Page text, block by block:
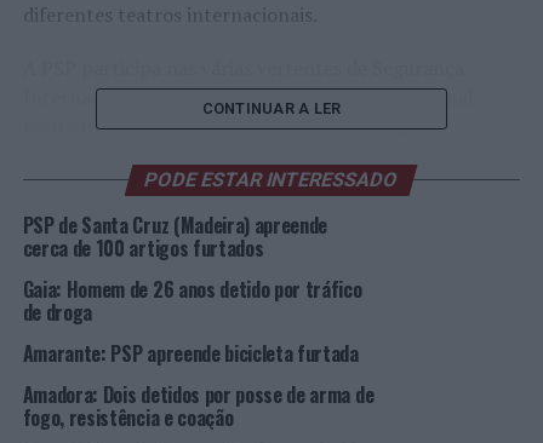
diferentes teatros internacionais.
Internacional, através da cooperação internacional
multilateral, bilateral e de missões para as quais
empenho de Polícias portugueses em missões de paz da
ONU, missões de gestão civil de crises da União Europeia,
Europol, FRONTEX e a Organização para a Segurança e
Na perspetiva bilateral destacamos o empenho da PSP
no projeto Comissarias Europeias com Espanha, França,
Itália;
EU Patrolse demais grupos de fóruns de
segurança regional.
CONTINUAR A LER
PODE ESTAR INTERESSADO
PSP de Santa Cruz (Madeira) apreende
cerca de 100 artigos furtados
Gaia: Homem de 26 anos detido por tráfico
de droga
Amarante: PSP apreende bicicleta furtada
Amadora: Dois detidos por posse de arma de
fogo, resistência e coação